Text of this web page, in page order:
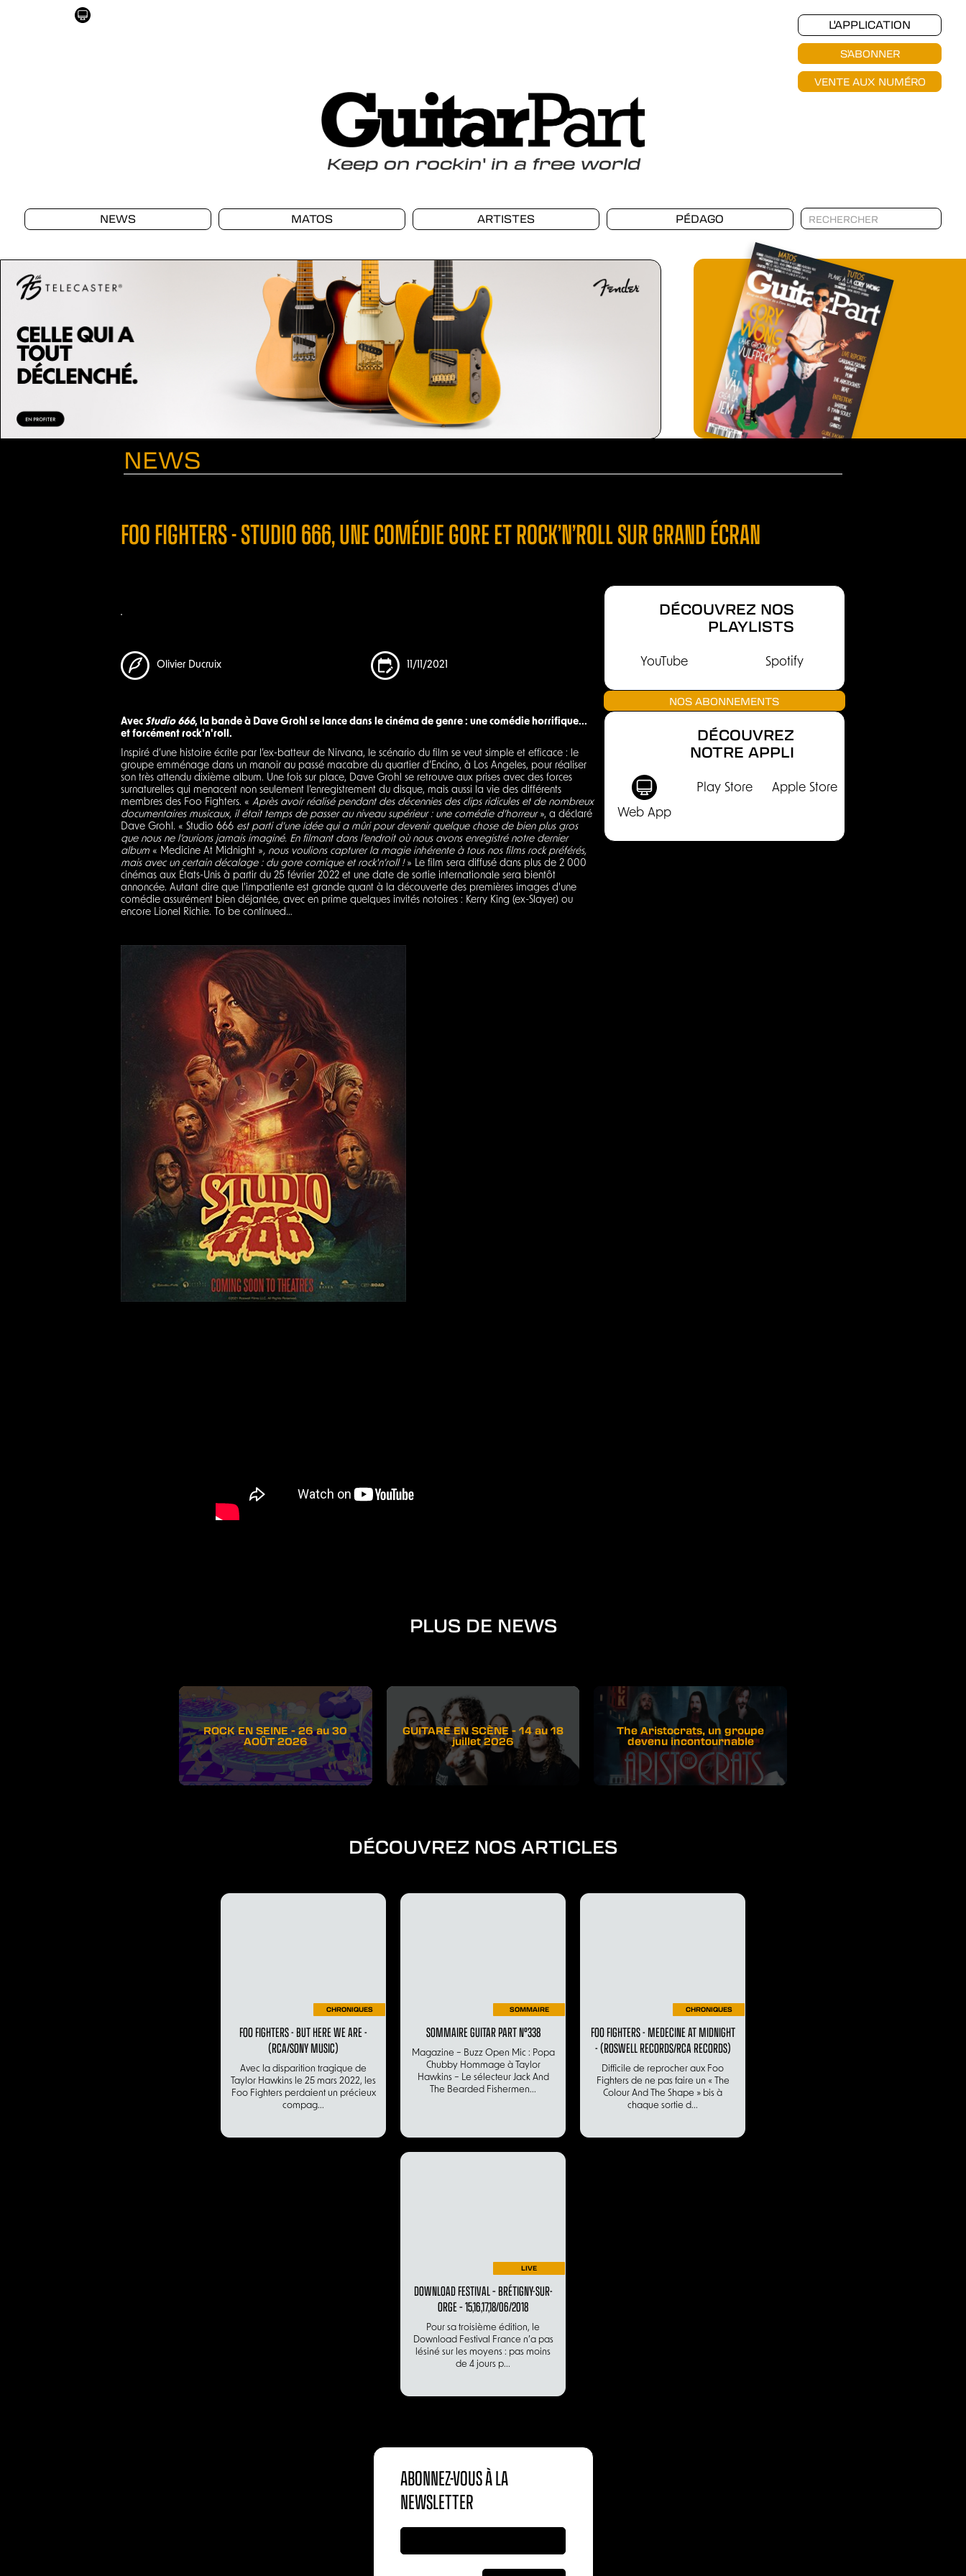
L'APPLICATION
S'ABONNER
VENTE AUX NUMÉRO
Keepon rockin' in a free world
NEWS MATOS ARTISTES PÉDAGO
NEWS
FOO FIGHTERS - STUDIO 666, UNE COMÉDIE GORE ET ROCK’N’ROLL SUR GRAND ÉCRAN
Olivier Ducruix 11/11/2021
Avec Studio 666, la bande à Dave Grohl se lance dans le cinéma de genre : une comédie horrifique...
et forcément rock'n'roll.
Inspiré d’une histoire écrite par l’ex-batteur de Nirvana, le scénario du film se veut simple et efficace : le
groupe emménage dans un manoir au passé macabre du quartier d’Encino, à Los Angeles, pour réaliser
son très attendu dixième album. Une fois sur place, Dave Grohl se retrouve aux prises avec des forces
surnaturelles qui menacent non seulement l’enregistrement du disque, mais aussi la vie des différents
membres des Foo Fighters. « Après avoir réalisé pendant des décennies des clips ridicules et de nombreux
documentaires musicaux, il était temps de passer au niveau supérieur : une comédie d’horreur », a déclaré
Dave Grohl. « Studio 666 est parti d’une idée qui a mûri pour devenir quelque chose de bien plus gros
que nous ne l’aurions jamais imaginé. En filmant dans l’endroit où nous avons enregistré notre dernier
album « Medicine At Midnight », nous voulions capturer la magie inhérente à tous nos films rock préférés,
mais avec un certain décalage : du gore comique et rock'n’roll !» Le film sera diffusé dans plus de 2 000
cinémas aux États-Unis à partir du 25 février 2022 et une date de sortie internationale sera bientôt
annoncée. Autant dire que l'impatiente est grande quant à la découverte des premières images d'une
comédie assurément bien déjantée, avec en prime quelques invités notoires : Kerry King (ex-Slayer) ou
encore Lionel Richie. To be continued…
DÉCOUVREZ NOS
PLAYLISTS
YouTube Spotify
NOS ABONNEMENTS
DÉCOUVREZ
NOTRE APPLI
Web App
Play Store Apple Store
PLUS DE NEWS
ROCK EN SEINE - 26 au 30
AOÛT 2026
GUITARE EN SCÈNE - 14 au 18
juillet 2026
The Aristocrats, un groupe
devenu incontournable
DÉCOUVREZ NOS ARTICLES
CHRONIQUES
FOO FIGHTERS - BUT HERE WE ARE -
(RCA/SONY MUSIC)
Avec la disparition tragique de
Taylor Hawkins le 25 mars 2022, les
Foo Fighters perdaient un précieux
compag...
SOMMAIRE
SOMMAIRE GUITAR PART N°338
Magazine – Buzz Open Mic : Popa
Chubby Hommage à Taylor
Hawkins – Le sélecteur Jack And
The Bearded Fishermen...
CHRONIQUES
FOO FIGHTERS - MEDECINE AT MIDNIGHT
- (ROSWELL RECORDS/RCA RECORDS)
Difficile de reprocher aux Foo
Fighters de ne pas faire un « The
Colour And The Shape » bis à
chaque sortie d...
LIVE
DOWNLOAD FESTIVAL – BRÉTIGNY-SUR-
ORGE – 15,16,17,18/06/2018
Pour sa troisième édition, le
Download Festival France n’a pas
lésiné sur les moyens : pas moins
de 4 jours p...
ABONNEZ-VOUS À LA
NEWSLETTER